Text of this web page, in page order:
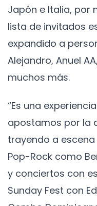
Japón e Italia, por
lista de invitados
expandido a
Alejandro, Anuel
muchos más.
“Es una
apostamos por la
trayendo a
Pop-Rock como
y conciertos con
Sunday Fest con